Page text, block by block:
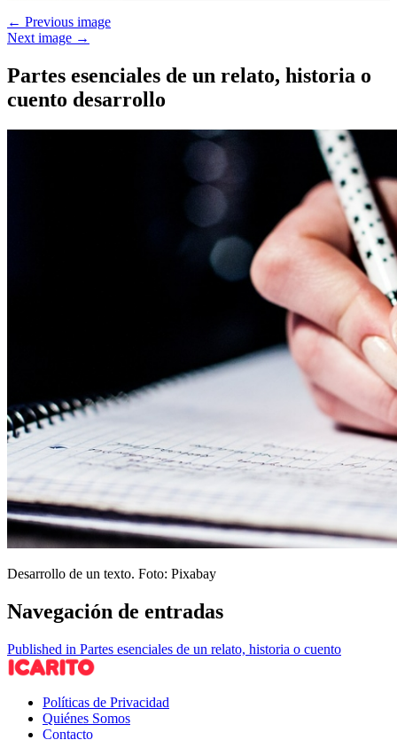
← Previous image
Next image →
Partes esenciales de un relato, historia o
cuento desarrollo
Desarrollo de un texto. Foto: Pixabay
Navegación de entradas
Published in Partes esenciales de un relato, historia o cuento
Políticas de Privacidad
Quiénes Somos
Contacto